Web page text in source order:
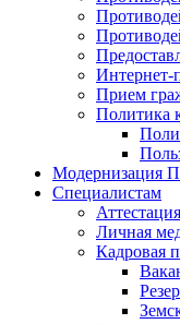
Интернет-
Прием
Политика
Модернизация
Специалистам
Аттестация
Личная
Кадровая